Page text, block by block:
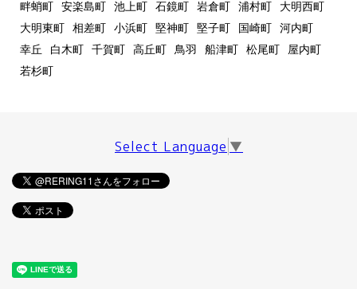
畔蛸町 安楽島町 池上町 石鏡町 岩倉町 浦村町
大明西町
大明東町
相差町 小浜町 堅神町 堅子町 国崎町
河内町
幸丘
白木町 千賀町 高丘町 鳥羽 船津町 松尾町
屋内町
若杉町
Select Language ▼